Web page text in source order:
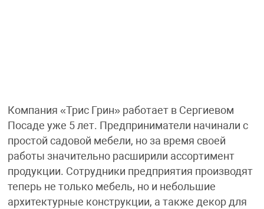
Компания «Трис Грин» работает в Сергиевом
Посаде уже 5 лет. Предприниматели начинали с
простой садовой мебели, но за время своей
работы значительно расширили ассортимент
продукции. Сотрудники предприятия производят
теперь не только мебель, но и небольшие
архитектурные конструкции, а также декор для